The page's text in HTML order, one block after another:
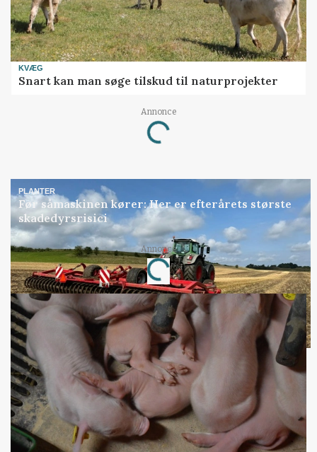
KVÆG
Snart kan man søge tilskud til naturprojekter
Annonce
Loading...
PLANTER
Før såmaskinen kører: Her er efterårets største
skadedyrsrisici
Annonce
Loading...